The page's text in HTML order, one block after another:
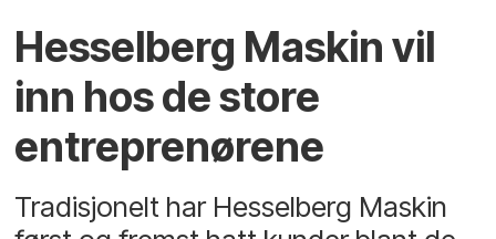
Hesselberg Maskin vil
inn hos de store
entreprenørene
Tradisjonelt har Hesselberg Maskin